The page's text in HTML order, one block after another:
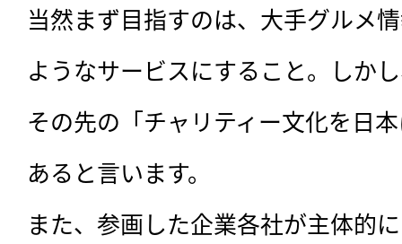
当然まず目指すのは、大手グルメ
ようなサービスにすること。しか
その先の「チャリティー文化を日
あると言います。
また、参画した企業各社が主体的